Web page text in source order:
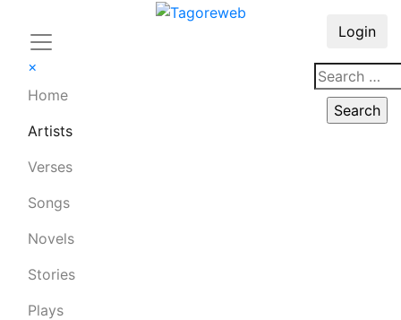
×
Home
Artists
Verses
Songs
Novels
Stories
Plays
Login